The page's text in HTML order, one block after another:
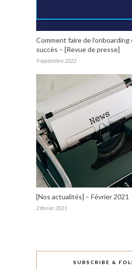
Comment faire de l’onboarding
succès – [Revue de presse]
9 septembre 2022
[Nos actualités] – Février 2021
2 février 2021
SUBSCRIBE &